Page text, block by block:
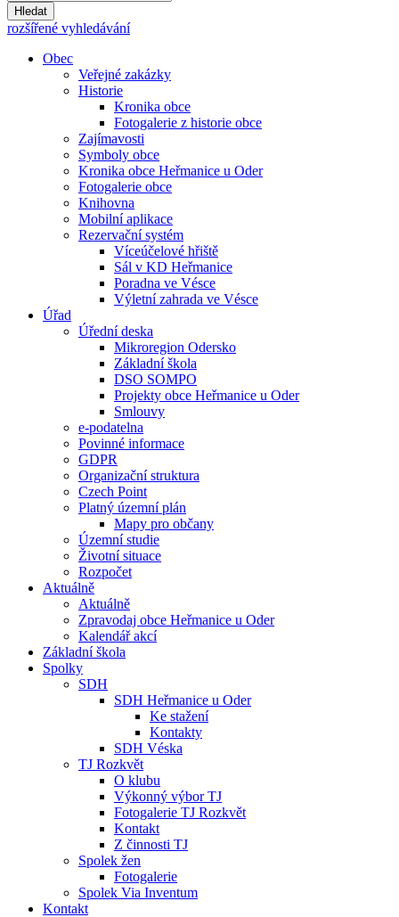
Hledat
rozšířené vyhledávání
Obec
Veřejné zakázky
Historie
Kronika obce
Fotogalerie z historie obce
Zajímavosti
Symboly obce
Kronika obce Heřmanice u Oder
Fotogalerie obce
Knihovna
Mobilní aplikace
Rezervační systém
Víceúčelové hřiště
Sál v KD Heřmanice
Poradna ve Vésce
Výletní zahrada ve Vésce
Úřad
Úřední deska
Mikroregion Odersko
Základní škola
DSO SOMPO
Projekty obce Heřmanice u Oder
Smlouvy
e-podatelna
Povinné informace
GDPR
Organizační struktura
Czech Point
Platný územní plán
Mapy pro občany
Územní studie
Životní situace
Rozpočet
Aktuálně
Aktuálně
Zpravodaj obce Heřmanice u Oder
Kalendář akcí
Základní škola
Spolky
SDH
SDH Heřmanice u Oder
Ke stažení
Kontakty
SDH Véska
TJ Rozkvět
O klubu
Výkonný výbor TJ
Fotogalerie TJ Rozkvět
Kontakt
Z činnosti TJ
Spolek žen
Fotogalerie
Spolek Via Inventum
Kontakt